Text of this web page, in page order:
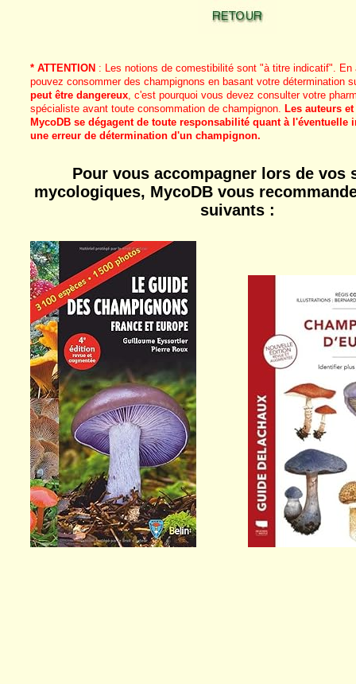
* ATTENTION: Les notions de comestibilité sont "à titre indicatif". En
pouvez consommer des champignons en basant votre détermination
peut être dangereux, c'est pourquoi vous devez consulter votre
spécialiste avant toute consommation de champignon. Les auteurs
MycoDB se dégagent de toute responsabilité quant à l'éventuelle
une erreur de détermination d'un champignon.
Pour vous accompagner lors de vos
mycologiques, MycoDB vous
suivants :